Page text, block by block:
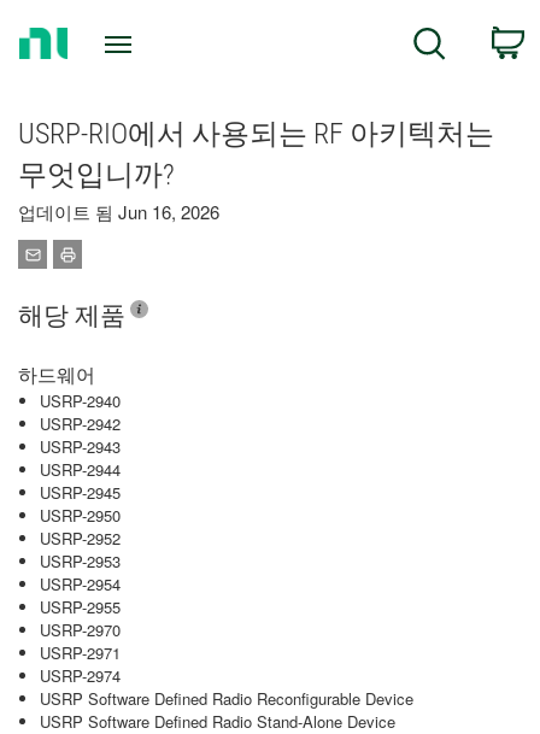
Search
USRP-RIO에서 사용되는 RF 아키텍처는
무엇입니까?
업데이트 됨 Jun 16, 2026
해당 제품
하드웨어
USRP-2940
USRP-2942
USRP-2943
USRP-2944
USRP-2945
USRP-2950
USRP-2952
USRP-2953
USRP-2954
USRP-2955
USRP-2970
USRP-2971
USRP-2974
USRP Software Defined Radio Reconfigurable Device
USRP Software Defined Radio Stand-Alone Device